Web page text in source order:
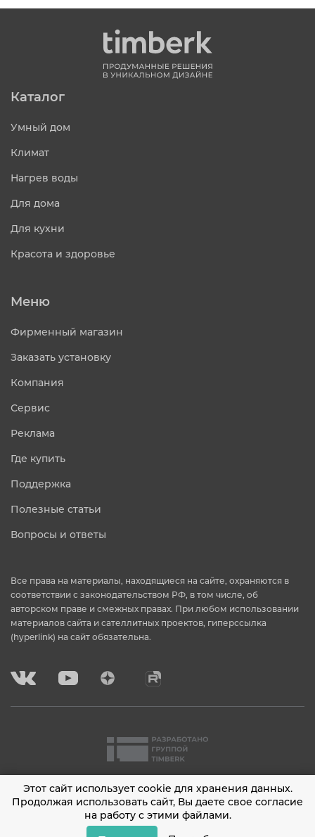
Каталог
Умный дом
Климат
Нагрев воды
Для дома
Для кухни
Красота и здоровье
Меню
Фирменный магазин
Заказать установку
Компания
Сервис
Реклама
Где купить
Поддержка
Полезные статьи
Вопросы и ответы
Все права на материалы, находящиеся на сайте, охраняются в
соответствии с законодательством РФ, в том числе, об
авторском праве и смежных правах. При любом использовании
материалов сайта и сателлитных проектов, гиперссылка
(hyperlink) на сайт обязательна.
2001 - 2026 © Timberk
Политика конфиденциальности
Этот сайт использует cookie для хранения данных.
Продолжая использовать сайт, Вы даете свое согласие
на работу с этими файлами.